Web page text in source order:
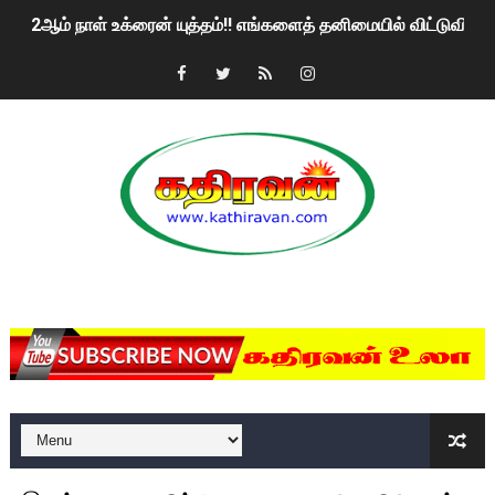
2ஆம் நாள் உக்ரைன் யுத்தம்!! எங்களைத் தனிமையில்
கதிரவன் வாசகர்களுக்கு இனிய பொங்கல் புத்தாண்டு
ரவுடி பேபிக்கு நடந்த தரமான சம்பவம்.. ஆபாச வீடியோக்களால்
காணாமல் போகும் பிள்ளையார்கள்!
யாழில் தமிழின தலைவர் பிரபாகரனின் பிறந்தநாளை
ஏர்போர்ட்டில் உதைத்த நபர் யார், என்ன நடந்தது?: உண்மையை
சீனா இலங்கையிடம் 8 மில்லியன் அமெரிக்க டொலர் நட்டஈடு
01/11/2021 Scotland ல் நடைபெறும் கண்டனப்